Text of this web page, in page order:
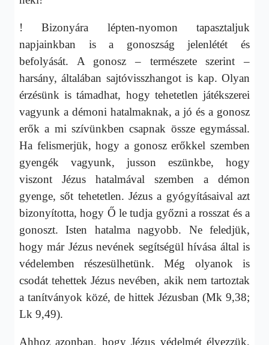
! Bizonyára lépten-nyomon tapasztaljuk
napjainkban is a gonoszság jelenlétét és
befolyását. A gonosz – természete szerint –
harsány, általában sajtóvisszhangot is kap. Olyan
érzésünk is támadhat, hogy tehetetlen játékszerei
vagyunk a démoni hatalmaknak, a jó és a gonosz
erők a mi szívünkben csapnak össze egymással.
Ha felismerjük, hogy a gonosz erőkkel szemben
gyengék vagyunk, jusson eszünkbe, hogy
viszont Jézus hatalmával szemben a démon
gyenge, sőt tehetetlen. Jézus a gyógyításaival azt
bizonyította, hogy Ő le tudja győzni a rosszat és a
gonoszt. Isten hatalma nagyobb. Ne feledjük,
hogy már Jézus nevének segítségül hívása által is
védelemben részesülhetünk. Még olyanok is
csodát tehettek Jézus nevében, akik nem tartoztak
a tanítványok közé, de hittek Jézusban (Mk 9,38;
Lk 9,49).
Ahhoz azonban, hogy Jézus védelmét élvezzük,